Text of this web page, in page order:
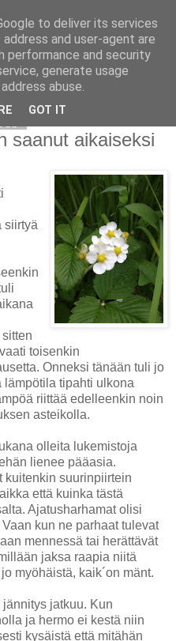
saanut aikaiseksi
siirtyä
toisenkin
Onneksi tänään tuli jo
lämpötila tipahti ulkona
riittää edelleenkin noin
asteikolla.
olleita lukemistoja
lienee pääasia.
kuitenkin suurinpiirtein
että kuinka tästä
Ajatusharhamat olisi
kun ne parhaat tulevat
mennessä tai herättävät
jaksa raapia niitä
myöhäistä, kaik´on mänt.
jatkuu. Kun
ja hermo ei kestä niin
kysäistä että mitähän
to deliver its services
and user-agent are
performance and security
generate usage
abuse.
GOT IT